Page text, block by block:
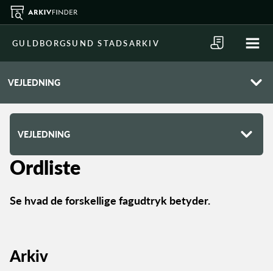
GULDBORGSUND STADSARKIV
VEJLEDNING
VEJLEDNING
Ordliste
Se hvad de forskellige fagudtryk betyder.
Arkiv